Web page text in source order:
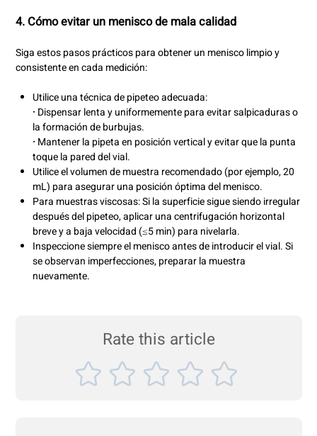
4. Cómo evitar un menisco de mala calidad
Siga estos pasos prácticos para obtener un menisco limpio y
consistente en cada medición:
Utilice una técnica de pipeteo adecuada:
· Dispensar lenta y uniformemente para evitar salpicaduras o
la formación de burbujas.
· Mantener la pipeta en posición vertical y evitar que la punta
toque la pared del vial.
Utilice el volumen de muestra recomendado (por ejemplo, 20
mL) para asegurar una posición óptima del menisco.
Para muestras viscosas: Si la superficie sigue siendo irregular
después del pipeteo, aplicar una centrifugación horizontal
breve y a baja velocidad (≤5 min) para nivelarla.
Inspeccione siempre el menisco antes de introducir el vial. Si
se observan imperfecciones, preparar la muestra
nuevamente.
Rate this article